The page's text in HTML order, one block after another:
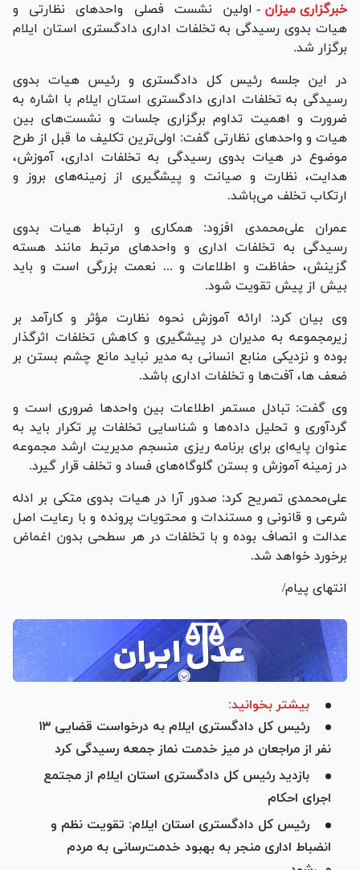
خبرگزاری میزان - اولین نشست فصلی واحد‌های نظارتی و
هیات بدوی رسیدگی به تخلفات اداری دادگستری استان ایلام
برگزار شد.
در این جلسه رئیس کل دادگستری و رئیس هیات بدوی
رسیدگی به تخلفات اداری دادگستری استان ایلام با اشاره به
ضرورت و اهمیت تداوم برگزاری جلسات و نشست‌های بین
هیات و واحد‌های نظارتی گفت: اولی‌ترین تکلیف ما قبل از طرح
موضوع در هیات بدوی رسیدگی به تخلفات اداری، آموزش،
هدایت، نظارت و صیانت و پیشگیری از زمینه‌های بروز و
ارتکاب تخلف می‌باشد.
عمران علی‌محمدی افزود: همکاری و ارتباط هیات بدوی
رسیدگی به تخلفات اداری و واحد‌های مرتبط مانند هسته
گزینش، حفاظت و اطلاعات و ... نعمت بزرگی است و باید
بیش از پیش تقویت شود.
وی بیان کرد: ارائه آموزش نحوه نظارت مؤثر و کارآمد بر
زیرمجموعه به مدیران در پیشگیری و کاهش تخلفات اثرگذار
بوده و نزدیکی منابع انسانی به مدیر نباید مانع چشم بستن بر
ضعف ها، آفت‌ها و تخلفات اداری باشد.
وی گفت: تبادل مستمر اطلاعات بین واحد‌ها ضروری است و
گردآوری و تحلیل داده‌ها و شناسایی تخلفات پر تکرار باید به
عنوان پایه‌ای برای برنامه ریزی منسجم مدیریت ارشد مجموعه
در زمینه آموزش و بستن گلوگاه‌های فساد و تخلف قرار گیرد.
علی‌محمدی تصریح کرد: صدور آرا در هیات بدوی متکی بر ادله
شرعی و قانونی و مستندات و محتویات پرونده و با رعایت اصل
عدالت و انصاف بوده و با تخلفات در هر سطحی بدون اغماض
برخورد خواهد شد.
انتهای پیام/
بیشتر بخوانید:
رئیس کل دادگستری ایلام به درخواست قضایی ۱۳
نفر از مراجعان در میز خدمت نماز جمعه رسیدگی کرد
بازدید رئیس کل دادگستری استان ایلام از مجتمع
اجرای احکام
رئیس کل دادگستری استان ایلام: تقویت نظم و
انضباط اداری منجر به بهبود خدمت‌رسانی به مردم